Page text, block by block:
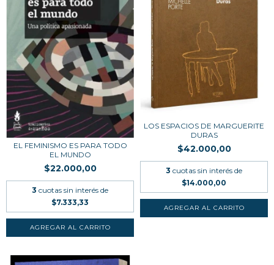
EL FEMINISMO ES PARA TODO
EL MUNDO
$22.000,00
3 cuotas sin interés de
$7.333,33
LOS ESPACIOS DE MARGUERITE
DURAS
$42.000,00
3 cuotas sin interés de
$14.000,00